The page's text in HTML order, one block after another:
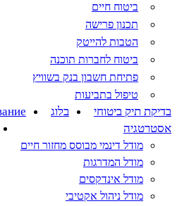
ביטוח חיים
תכנון פרישה
הטבות להייטק
ביטוח לחברות תוכנה
פתיחת חשבון בנק בשוויץ
טיפול בתביעות
בדיקת תיק ביטוחי בלוג
אסטרטגיה
מודל דינמי מבוסס מחזור חיים
מודל המדרגות
מודל אינדקסים
מודל ניהול אקטיבי